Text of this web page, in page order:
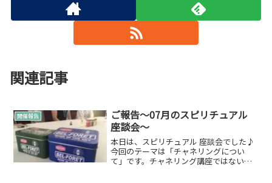
関連記事
開催報告
ご報告～07月のスピリチュアル
座談会～
本日は、スピリチュアル 座談会でした♪
今回のテーマは「チャネリングについ
て」です。チャネリング講座ではないの